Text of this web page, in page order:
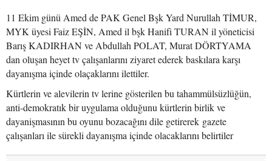
11 Ekim günü Amed de PAK Genel Bşk Yard Nurullah TİMUR,
MYK üyesi Faiz EŞİN, Amed il bşk Hanifi TURAN il yöneticisi
Barış KADIRHAN ve Abdullah POLAT, Murat DÖRTYAMA
dan oluşan heyet tv çalışanlarını ziyaret ederek baskılara karşı
dayanışma içinde olaçaklarını ilettiler.
Kürtlerin ve alevilerin tv lerine gösterilen bu tahammülsüzlüğün,
anti-demokratık bir uygulama olduğunu kürtlerin birlik ve
dayanişmasının bu oyunu bozacağını dile getirerek gazete
çalışanları ile sürekli dayanışma içinde olacaklarını belirtiler